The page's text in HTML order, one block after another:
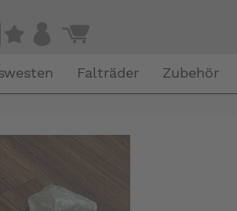
Falträder Zubehör